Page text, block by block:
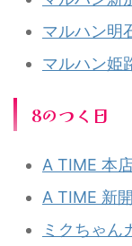
マルハン明
マルハン姫
8のつく日
A TIME 本
A TIME 新
ミクちゃん